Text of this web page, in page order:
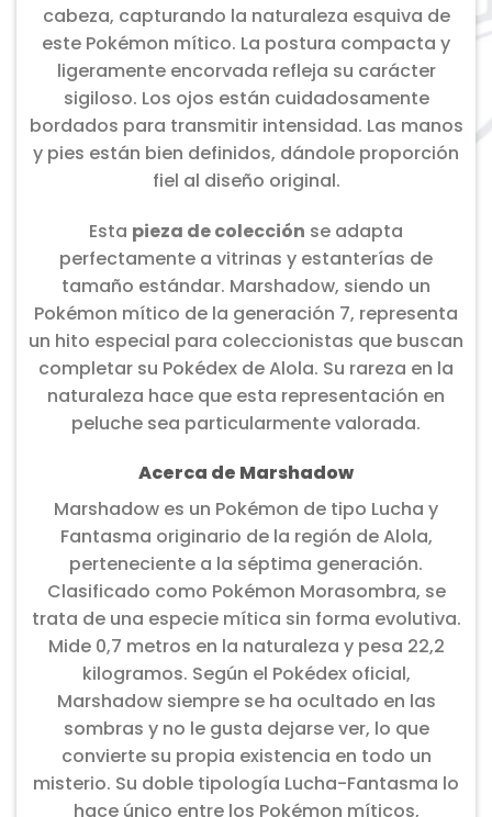
cabeza, capturando la naturaleza esquiva de
este Pokémon mítico. La postura compacta y
ligeramente encorvada refleja su carácter
sigiloso. Los ojos están cuidadosamente
bordados para transmitir intensidad. Las manos
y pies están bien definidos, dándole proporción
fiel al diseño original.
Esta pieza de colección se adapta
perfectamente a vitrinas y estanterías de
tamaño estándar. Marshadow, siendo un
Pokémon mítico de la generación 7, representa
un hito especial para coleccionistas que buscan
completar su Pokédex de Alola. Su rareza en la
naturaleza hace que esta representación en
peluche sea particularmente valorada.
Acerca de Marshadow
Marshadow es un Pokémon de tipo Lucha y
Fantasma originario de la región de Alola,
perteneciente a la séptima generación.
Clasificado como Pokémon Morasombra, se
trata de una especie mítica sin forma evolutiva.
Mide 0,7 metros en la naturaleza y pesa 22,2
kilogramos. Según el Pokédex oficial,
Marshadow siempre se ha ocultado en las
sombras y no le gusta dejarse ver, lo que
convierte su propia existencia en todo un
misterio. Su doble tipología Lucha-Fantasma lo
hace único entre los Pokémon míticos,